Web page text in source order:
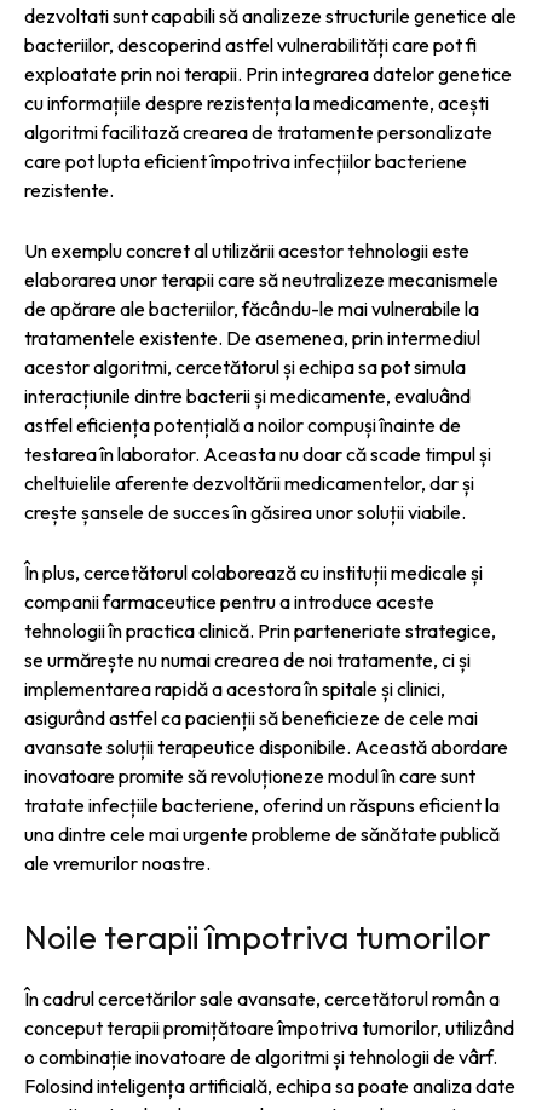
dezvoltati sunt capabili să analizeze structurile genetice ale
bacteriilor, descoperind astfel vulnerabilități care pot fi
exploatate prin noi terapii. Prin integrarea datelor genetice
cu informațiile despre rezistența la medicamente, acești
algoritmi facilitază crearea de tratamente personalizate
care pot lupta eficient împotriva infecțiilor bacteriene
rezistente.
Un exemplu concret al utilizării acestor tehnologii este
elaborarea unor terapii care să neutralizeze mecanismele
de apărare ale bacteriilor, făcându-le mai vulnerabile la
tratamentele existente. De asemenea, prin intermediul
acestor algoritmi, cercetătorul și echipa sa pot simula
interacțiunile dintre bacterii și medicamente, evaluând
astfel eficiența potențială a noilor compuși înainte de
testarea în laborator. Aceasta nu doar că scade timpul și
cheltuielile aferente dezvoltării medicamentelor, dar și
crește șansele de succes în găsirea unor soluții viabile.
În plus, cercetătorul colaborează cu instituții medicale și
companii farmaceutice pentru a introduce aceste
tehnologii în practica clinică. Prin parteneriate strategice,
se urmărește nu numai crearea de noi tratamente, ci și
implementarea rapidă a acestora în spitale și clinici,
asigurând astfel ca pacienții să beneficieze de cele mai
avansate soluții terapeutice disponibile. Această abordare
inovatoare promite să revoluționeze modul în care sunt
tratate infecțiile bacteriene, oferind un răspuns eficient la
una dintre cele mai urgente probleme de sănătate publică
ale vremurilor noastre.
Noile terapii împotriva tumorilor
În cadrul cercetărilor sale avansate, cercetătorul român a
conceput terapii promițătoare împotriva tumorilor, utilizând
o combinație inovatoare de algoritmi și tehnologii de vârf.
Folosind inteligența artificială, echipa sa poate analiza date